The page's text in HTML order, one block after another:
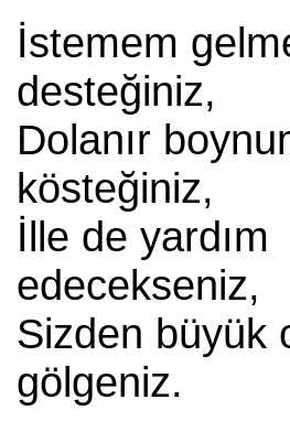
İstemem
desteğiniz,
Dolanır
kösteğiniz,
İlle de yardım
edecekseniz,
Sizden büyük
gölgeniz.